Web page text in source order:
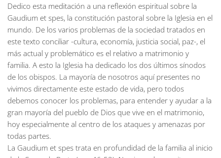
Dedico esta meditación a una reflexión espiritual sobre la
Gaudium et spes, la constitución pastoral sobre la Iglesia en el
mundo. De los varios problemas de la sociedad tratados en
este texto conciliar -cultura, economía, justicia social, paz-, el
más actual y problemático es el relativo a matrimonio y
familia. A esto la Iglesia ha dedicado los dos últimos sínodos
de los obispos. La mayoría de nosotros aquí presentes no
vivimos directamente este estado de vida, pero todos
debemos conocer los problemas, para entender y ayudar a la
gran mayoría del pueblo de Dios que vive en el matrimonio,
hoy especialmente al centro de los ataques y amenazas por
todas partes.
La Gaudium et spes trata en profundidad de la familia al inicio